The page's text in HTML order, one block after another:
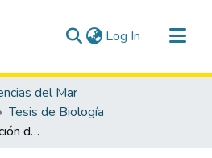
Log In (current)
del Mar
Tesis de Biología
Análisis de la nidificación de Himantopus mexicanus y su relación con los parámetros físicos en los pozos artesanales de sal de un sector de Punta Carnero, Salinas - Ecuador